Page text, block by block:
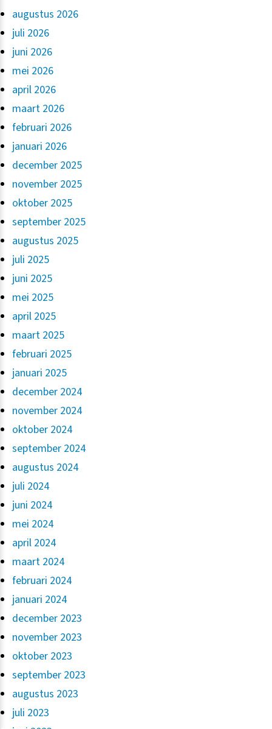
augustus 2026
juli 2026
juni 2026
mei 2026
april 2026
maart 2026
februari 2026
januari 2026
december 2025
november 2025
oktober 2025
september 2025
augustus 2025
juli 2025
juni 2025
mei 2025
april 2025
maart 2025
februari 2025
januari 2025
december 2024
november 2024
oktober 2024
september 2024
augustus 2024
juli 2024
juni 2024
mei 2024
april 2024
maart 2024
februari 2024
januari 2024
december 2023
november 2023
oktober 2023
september 2023
augustus 2023
juli 2023